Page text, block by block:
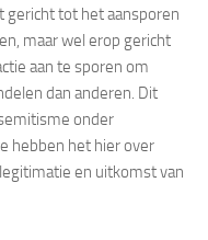
gericht tot het aansporen
maar wel erop gericht
aan te sporen om
dan anderen. Dit
onder
hebben het hier over
en uitkomst van